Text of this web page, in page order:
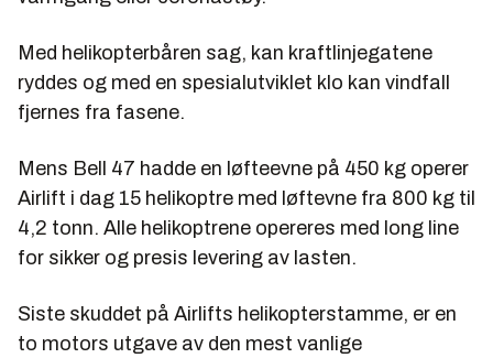
Med helikopterbåren sag, kan kraftlinjegatene
ryddes og med en spesialutviklet klo kan vindfall
fjernes fra fasene.
Mens Bell 47 hadde en løfteevne på 450 kg operer
Airlift i dag 15 helikoptre med løftevne fra 800 kg til
4,2 tonn. Alle helikoptrene opereres med long line
for sikker og presis levering av lasten.
Siste skuddet på Airlifts helikopterstamme, er en
to motors utgave av den mest vanlige